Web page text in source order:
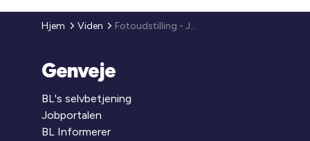
Hjem Viden Fotoudstilling - Jan Grarup
Genveje
BL's selvbetjening
Jobportalen
BL Informerer